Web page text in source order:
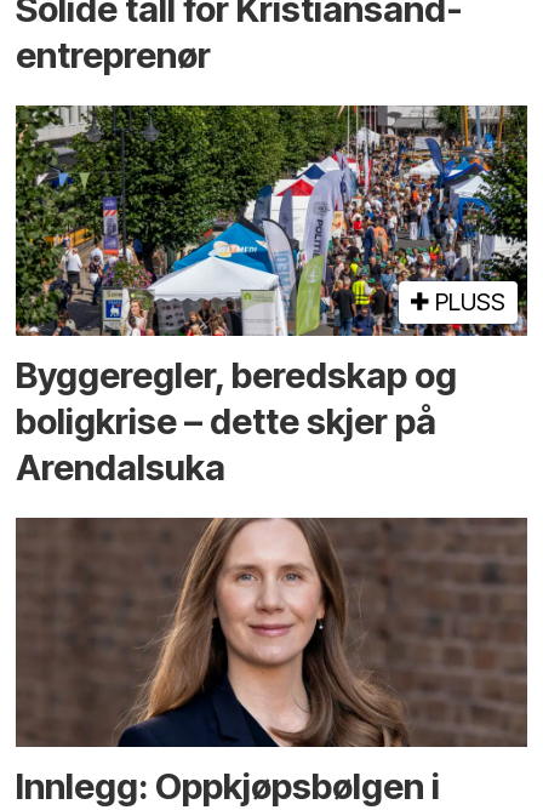
Solide tall for Kristiansand-
entreprenør
PLUSS
Bygge­regler, beredskap og
bolig­krise – dette skjer på
Arendals­uka
Innlegg: Oppkjøps­bølgen i